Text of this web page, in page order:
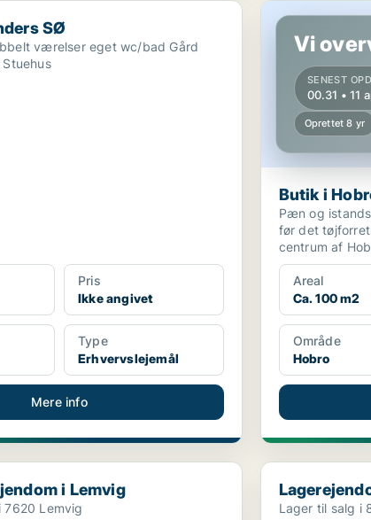
SØ
SØ
værelser eget wc/bad Gård
Pris
Ikke angivet
Type
Erhvervslejemål
Mere info
Butik i Hobro
Vi
SENEST
00.31 • 11
Oprettet 8 yr
Butik i
Pæn og
før det
centrum af
Areal
Ca. 100 m2
Område
Hobro
i Lemvig
i Lemvig
Lemvig
Lagerejendom i
Lager til salg i